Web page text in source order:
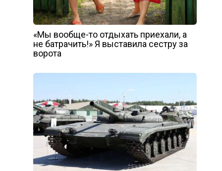
«Мы вообще-то отдыхать приехали, а
не батрачить!» Я выставила сестру за
ворота